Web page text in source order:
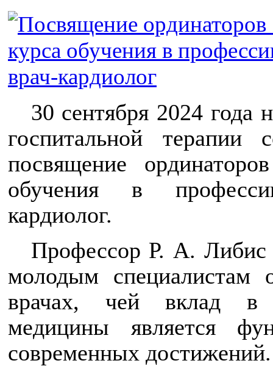
30 сентября 2024 года
госпитальной терапии
посвящение
обучения в
кардиолог.
Профессор Р. А. Либис
молодым специалистам
врачах, чей вклад в
медицины является
современных достижений.